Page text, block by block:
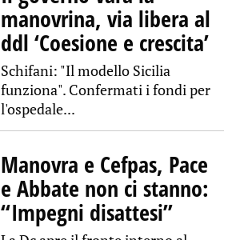
manovrina, via libera al
ddl ‘Coesione e crescita’
Schifani: "Il modello Sicilia
funziona". Confermati i fondi per
l'ospedale...
Manovra e Cefpas, Pace
e Abbate non ci stanno:
“Impegni disattesi”